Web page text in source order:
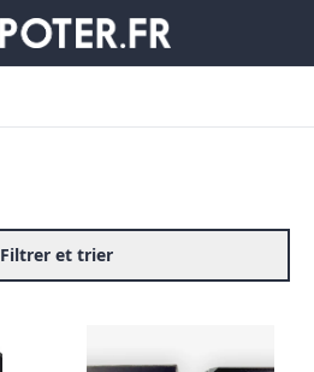
Filtrer et trier